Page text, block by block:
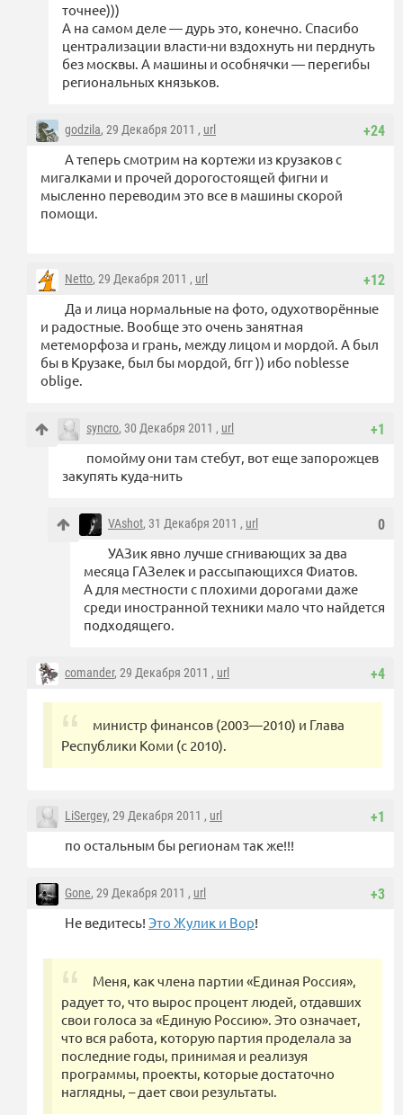
точнее)))
А на самом деле — дурь это, конечно. Спасибо
централизации власти-ни вздохнуть ни перднуть
без москвы. А машины и особнячки — перегибы
региональных князьков.
+24
godzila, 29 Декабря 2011 , url
А теперь смотрим на кортежи из крузаков с
мигалками и прочей дорогостоящей фигни и
мысленно переводим это все в машины скорой
помощи.
+12
Netto, 29 Декабря 2011 , url
Да и лица нормальные на фото, одухотворённые
и радостные. Вообще это очень занятная
метеморфоза и грань, между лицом и мордой. А был
бы в Крузаке, был бы мордой, бгг )) ибо noblesse
oblige.
+1
syncro, 30 Декабря 2011 , url
помойму они там стебут, вот еще запорожцев
закупять куда-нить
0
VAshot, 31 Декабря 2011 , url
УАЗик явно лучше сгнивающих за два
месяца ГАЗелек и рассыпающихся Фиатов.
А для местности с плохими дорогами даже
среди иностранной техники мало что найдется
подходящего.
+4
comander, 29 Декабря 2011 , url
министр финансов (2003—2010) и Глава
Республики Коми (с 2010).
+1
LiSergey, 29 Декабря 2011 , url
по остальным бы регионам так же!!!
+3
Gone, 29 Декабря 2011 , url
Не ведитесь! Это Жулик и Вор!
Меня, как члена партии «Единая Россия»,
радует то, что вырос процент людей, отдавших
свои голоса за «Единую Россию». Это означает,
что вся работа, которую партия проделала за
последние годы, принимая и реализуя
программы, проекты, которые достаточно
наглядны, – дает свои результаты.